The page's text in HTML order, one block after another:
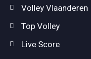
Volley Vlaanderen
Top Volley
Live Score